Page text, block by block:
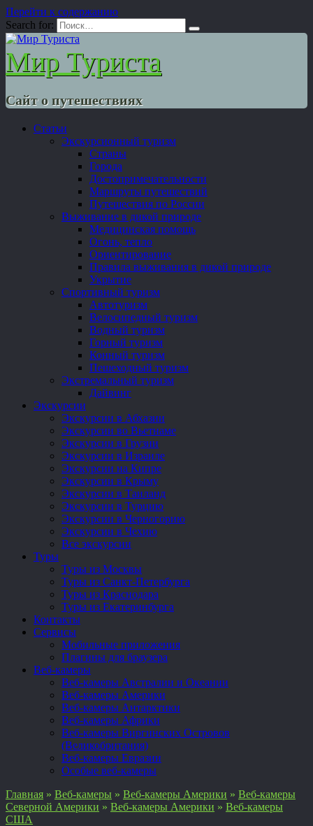
Перейти к содержанию
Search for:
Мир Туриста
Сайт о путешествиях
Статьи
Экскурсионный туризм
Страны
Города
Достопримечательности
Маршруты путешествий
Путешествия по России
Выживание в дикой природе
Медицинская помощь
Огонь, тепло
Ориентирование
Правила выживания в дикой природе
Укрытие
Спортивный туризм
Автотуризм
Велосипедный туризм
Водный туризм
Горный туризм
Конный туризм
Пешеходный туризм
Экстремальный туризм
Дайвинг
Экскурсии
Экскурсии в Абхазии
Экскурсии во Вьетнаме
Экскурсии в Грузии
Экскурсии в Израиле
Экскурсии на Кипре
Экскурсии в Крыму
Экскурсии в Таиланд
Экскурсии в Турцию
Экскурсии в Черногорию
Экскурсии в Чехию
Все экскурсии
Туры
Туры из Москвы
Туры из Санкт-Петербурга
Туры из Краснодара
Туры из Екатеринбурга
Контакты
Сервисы
Мобильные приложения
Плагины для браузера
Веб-камеры
Веб-камеры Австралии и Океании
Веб-камеры Америки
Веб-камеры Антарктики
Веб-камеры Африки
Веб-камеры Виргинских Островов
(Великобритания)
Веб-камеры Евразии
Особые веб-камеры
Главная » Веб-камеры » Веб-камеры Америки » Веб-камеры
Северной Америки » Веб-камеры Америки » Веб-камеры
США